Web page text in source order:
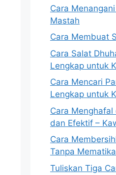
Cara
Mastah
Cara Membuat
Cara Salat
Lengkap untuk
Cara Mencari
Lengkap untuk
Cara
dan Efektif –
Cara
Tanpa
Tuliskan Tiga